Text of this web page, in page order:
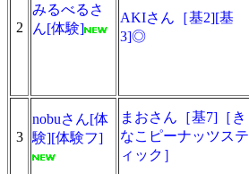
2
みるべるさ
ん[体験]
AKIさん［基2][基
3]◎
3
nobuさん[体
験][体験フ]
まおさん［基7]［き
なこピーナッツステ
ィック］